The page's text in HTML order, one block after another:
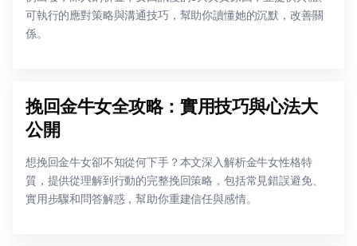
可執行的應對策略與溝通技巧，幫助你讀懂她的沉默，改善關
係。
挽回金牛女全攻略：實用技巧與心法大
公開
想挽回金牛女卻不知從何下手？本文深入解析金牛女性格特
質，提供從理解到行動的完整挽回策略，包括常見錯誤避免、
實用步驟和問答解惑，幫助你重建信任與感情。